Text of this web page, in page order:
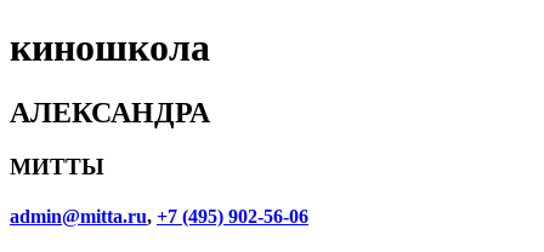
киношкола
АЛЕКСАНДРА
МИТТЫ
admin@mitta.ru, +7 (495) 902-56-06